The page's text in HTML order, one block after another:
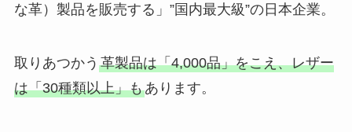
な革）製品を販売する」”国内最大級”の日本企業。
取りあつかう 革製品は「4,000品」をこえ、レザー
は「30種類以上」もあります。